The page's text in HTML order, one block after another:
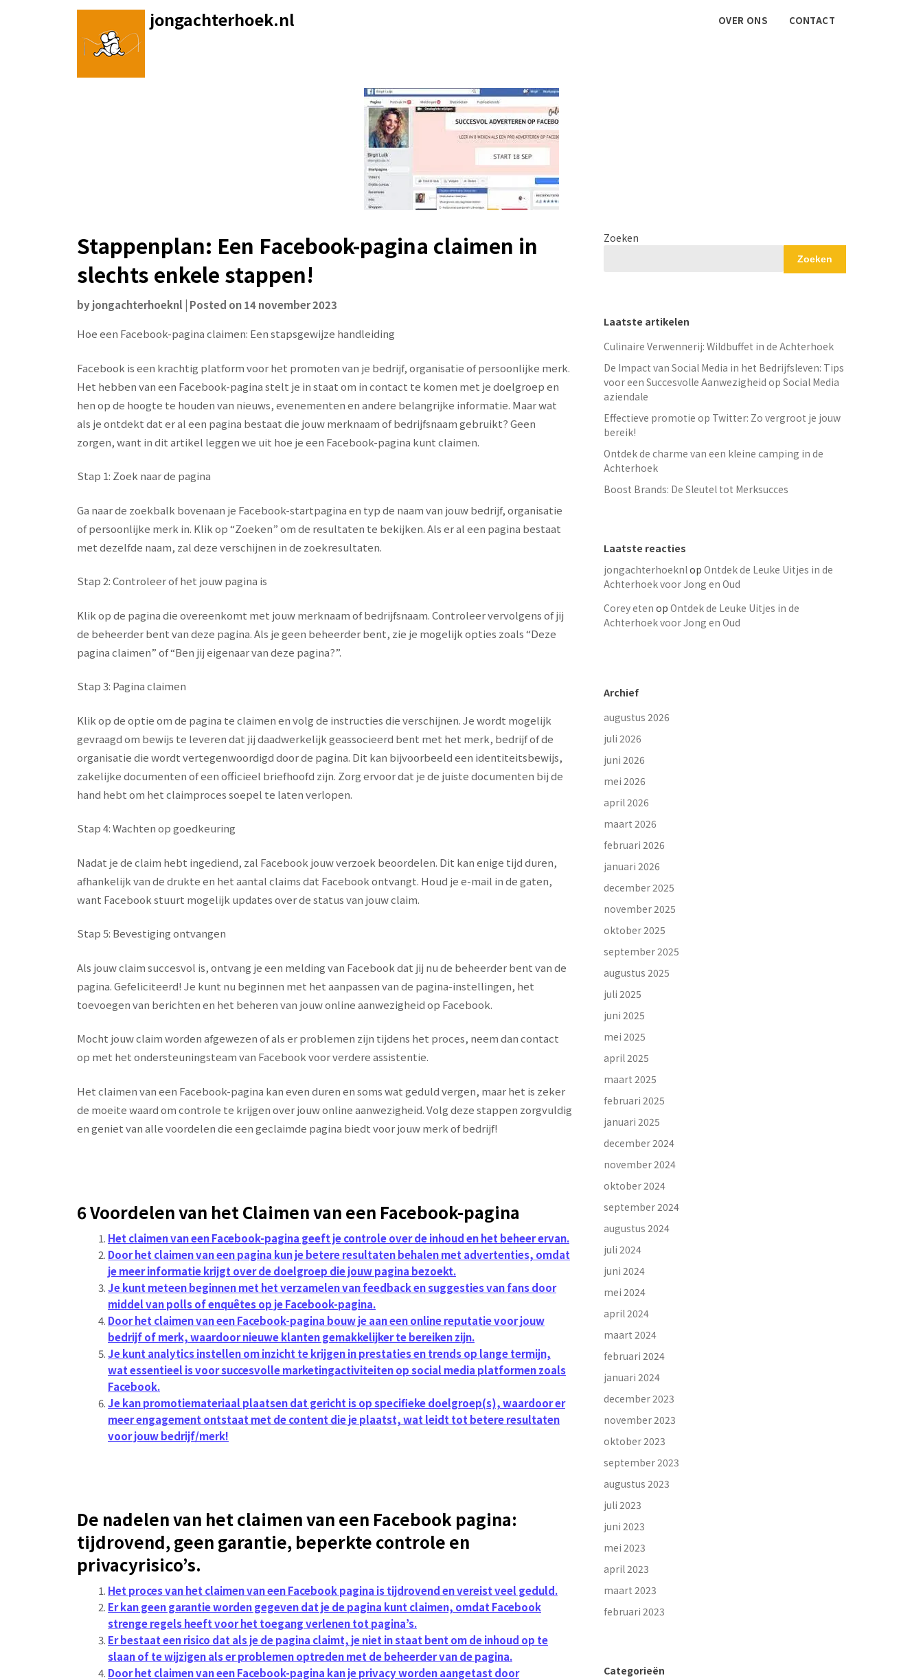
jongachterhoek.nl OVER ONS CONTACT
Stappenplan: Een Facebook-pagina claimen in
slechts enkele stappen!
byjongachterhoeknl Posted on14 november 2023
Hoe een Facebook-pagina claimen: Een stapsgewijze handleiding
Facebook is een krachtig platform voor het promoten van je bedrijf, organisatie of persoonlijke merk.
Het hebben van een Facebook-pagina stelt je in staat om in contact te komen met je doelgroep en
hen op de hoogte te houden van nieuws, evenementen en andere belangrijke informatie. Maar wat
als je ontdekt dat er al een pagina bestaat die jouw merknaam of bedrijfsnaam gebruikt? Geen
zorgen, want in dit artikel leggen we uit hoe je een Facebook-pagina kunt claimen.
Stap 1: Zoek naar de pagina
Ga naar de zoekbalk bovenaan je Facebook-startpagina en typ de naam van jouw bedrijf, organisatie
of persoonlijke merk in. Klik op “Zoeken” om de resultaten te bekijken. Als er al een pagina bestaat
met dezelfde naam, zal deze verschijnen in de zoekresultaten.
Stap 2: Controleer of het jouw pagina is
Klik op de pagina die overeenkomt met jouw merknaam of bedrijfsnaam. Controleer vervolgens of jij
de beheerder bent van deze pagina. Als je geen beheerder bent, zie je mogelijk opties zoals “Deze
pagina claimen” of “Ben jij eigenaar van deze pagina?”.
Stap 3: Pagina claimen
Klik op de optie om de pagina te claimen en volg de instructies die verschijnen. Je wordt mogelijk
gevraagd om bewijs te leveren dat jij daadwerkelijk geassocieerd bent met het merk, bedrijf of de
organisatie die wordt vertegenwoordigd door de pagina. Dit kan bijvoorbeeld een identiteitsbewijs,
zakelijke documenten of een officieel briefhoofd zijn. Zorg ervoor dat je de juiste documenten bij de
hand hebt om het claimproces soepel te laten verlopen.
Stap 4: Wachten op goedkeuring
Nadat je de claim hebt ingediend, zal Facebook jouw verzoek beoordelen. Dit kan enige tijd duren,
afhankelijk van de drukte en het aantal claims dat Facebook ontvangt. Houd je e-mail in de gaten,
want Facebook stuurt mogelijk updates over de status van jouw claim.
Stap 5: Bevestiging ontvangen
Als jouw claim succesvol is, ontvang je een melding van Facebook dat jij nu de beheerder bent van de
pagina. Gefeliciteerd! Je kunt nu beginnen met het aanpassen van de pagina-instellingen, het
toevoegen van berichten en het beheren van jouw online aanwezigheid op Facebook.
Mocht jouw claim worden afgewezen of als er problemen zijn tijdens het proces, neem dan contact
op met het ondersteuningsteam van Facebook voor verdere assistentie.
Het claimen van een Facebook-pagina kan even duren en soms wat geduld vergen, maar het is zeker
de moeite waard om controle te krijgen over jouw online aanwezigheid. Volg deze stappen zorgvuldig
en geniet van alle voordelen die een geclaimde pagina biedt voor jouw merk of bedrijf!
6 Voordelen van het Claimen van een Facebook-pagina
Het claimen van een Facebook-pagina geeft je controle over de inhoud en het beheer ervan.
Door het claimen van een pagina kun je betere resultaten behalen met advertenties, omdat
je meer informatie krijgt over de doelgroep die jouw pagina bezoekt.
Je kunt meteen beginnen met het verzamelen van feedback en suggesties van fans door
middel van polls of enquêtes op je Facebook-pagina.
Door het claimen van een Facebook-pagina bouw je aan een online reputatie voor jouw
bedrijf of merk, waardoor nieuwe klanten gemakkelijker te bereiken zijn.
Je kunt analytics instellen om inzicht te krijgen in prestaties en trends op lange termijn,
wat essentieel is voor succesvolle marketingactiviteiten op social media platformen zoals
Facebook.
Je kan promotiemateriaal plaatsen dat gericht is op specifieke doelgroep(s), waardoor er
meer engagement ontstaat met de content die je plaatst, wat leidt tot betere resultaten
voor jouw bedrijf/merk!
De nadelen van het claimen van een Facebook pagina:
tijdrovend, geen garantie, beperkte controle en
privacyrisico’s.
Het proces van het claimen van een Facebook pagina is tijdrovend en vereist veel geduld.
Er kan geen garantie worden gegeven dat je de pagina kunt claimen, omdat Facebook
strenge regels heeft voor het toegang verlenen tot pagina’s.
Er bestaat een risico dat als je de pagina claimt, je niet in staat bent om de inhoud op te
slaan of te wijzigen als er problemen optreden met de beheerder van de pagina.
Door het claimen van een Facebook-pagina kan je privacy worden aangetast door
Zoeken
Zoeken
Laatste artikelen
Culinaire Verwennerij: Wildbuffet in de Achterhoek
De Impact van Social Media in het Bedrijfsleven: Tips
voor een Succesvolle Aanwezigheid op Social Media
aziendale
Effectieve promotie op Twitter: Zo vergroot je jouw
bereik!
Ontdek de charme van een kleine camping in de
Achterhoek
Boost Brands: De Sleutel tot Merksucces
Laatste reacties
jongachterhoeknlop Ontdek de Leuke Uitjes in de
Achterhoek voor Jong en Oud
Corey eten op Ontdek de Leuke Uitjes in de
Achterhoek voor Jong en Oud
Archief
augustus 2026
juli 2026
juni 2026
mei 2026
april 2026
maart 2026
februari 2026
januari 2026
december 2025
november 2025
oktober 2025
september 2025
augustus 2025
juli 2025
juni 2025
mei 2025
april 2025
maart 2025
februari 2025
januari 2025
december 2024
november 2024
oktober 2024
september 2024
augustus 2024
juli 2024
juni 2024
mei 2024
april 2024
maart 2024
februari 2024
januari 2024
december 2023
november 2023
oktober 2023
september 2023
augustus 2023
juli 2023
juni 2023
mei 2023
april 2023
maart 2023
februari 2023
Categorieën